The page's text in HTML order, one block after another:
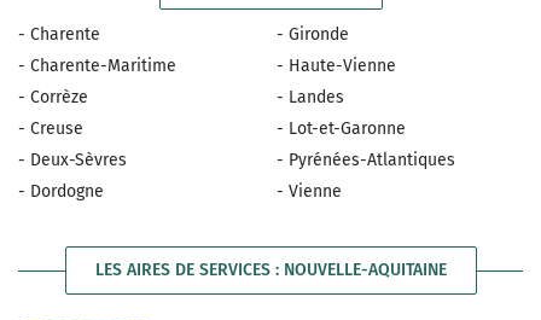
eb
l
e
- Charente
- Charente-Maritime
- Corrèze
- Creuse
- Deux-Sèvres
- Dordogne
- Gironde
- Haute-Vienne
- Landes
- Lot-et-Garonne
- Pyrénées-Atlantiques
- Vienne
LES AIRES DE SERVICES : NOUVELLE-AQUITAINE